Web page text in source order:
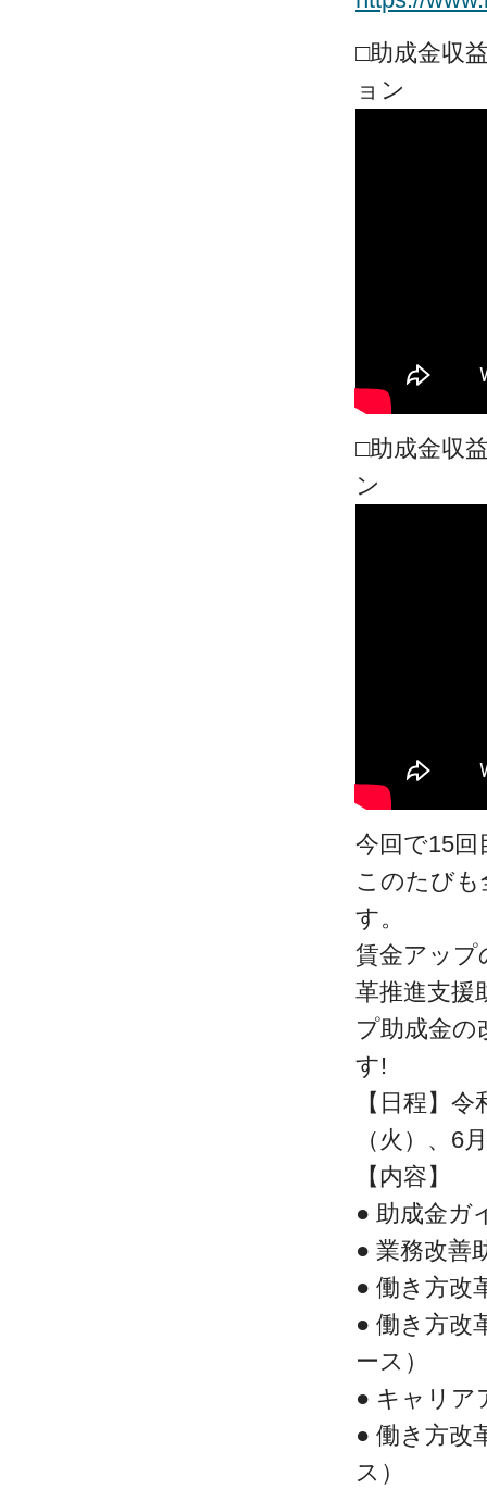
□助成金収
ョン
□助成金収
ン
今回で15回
このたび
す。
賃金アップ
革推進支援
プ助成金の
す!
【日程】
（火）、6
【内容】
● 助成金ガ
● 業務改善
● 働き方改
● 働き方改
ース）
● キャリア
● 働き方改
ス）